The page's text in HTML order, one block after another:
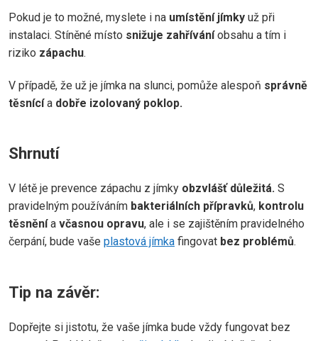
Pokud je to možné, myslete i na umístění jímky už při
instalaci. Stíněné místo snižuje zahříváníobsahu a tím i
riziko zápachu.
V případě, že už je jímka na slunci, pomůže alespoň správně
těsnícía dobře izolovaný poklop.
Shrnutí
V létě je prevence zápachu z jímky obzvlášť důležitá. S
pravidelným používáním bakteriálních přípravků, kontrolu
těsněnía včasnou opravu, ale i se zajištěním pravidelného
čerpání, bude vaše plastová jímka fingovat bez problémů.
Tip na závěr:
Dopřejte si jistotu, že vaše jímka bude vždy fungovat bez